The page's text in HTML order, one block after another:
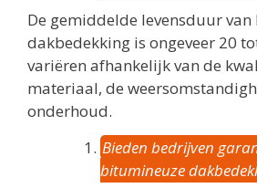
De gemiddelde levensduur
dakbedekking is ongeveer 20
variëren afhankelijk van de
materiaal, de
onderhoud.
Bieden bedrijven
bitumineuze